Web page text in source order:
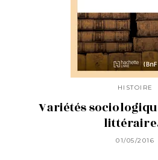
HISTOIRE
Variétés
01/05/2016